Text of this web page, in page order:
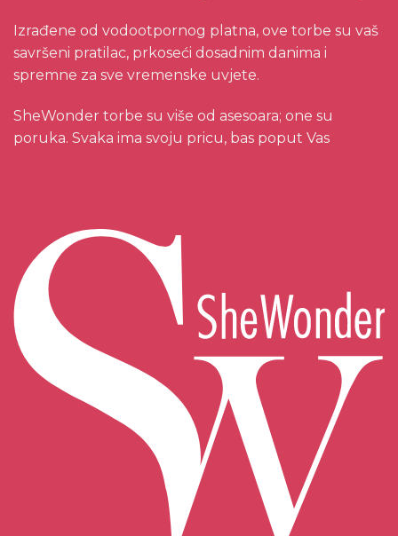
Izrađene od vodootpornog platna, ove torbe su vaš
savršeni pratilac, prkoseći dosadnim danima i
spremne za sve vremenske uvjete.
SheWonder torbe su više od asesoara; one su
poruka. Svaka ima svoju pricu, bas poput Vas